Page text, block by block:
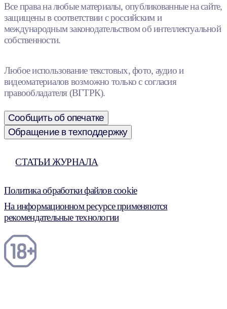
Все права на любые материалы, опубликованные на сайте,
защищены в соответствии с российским и
международным законодательством об интеллектуальной
собственности.
Любое использование текстовых, фото, аудио и
видеоматериалов возможно только с согласия
правообладателя (ВГТРК).
Сообщить об опечатке
Обращение в техподдержку
СТАТЬИ ЖУРНАЛА
Политика обработки файлов cookie
На информационном ресурсе применяются
рекомендательные технологии